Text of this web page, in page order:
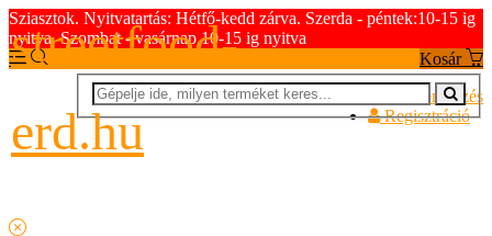
Sziasztok. Nyitvatartás: Hétfő-kedd zárva. Szerda - péntek:10-15 ig
nyitva. Szombat - vasárnap 10-15 ig nyitva
Kosár
Bejelentkezés
Regisztráció
streetfood-
erd.hu